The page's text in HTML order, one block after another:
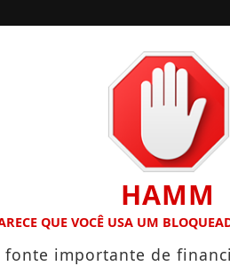
PUBLICIDADES
QUINTA E SÁBADO
HAMM
QUE VOCÊ USA UM
importante de